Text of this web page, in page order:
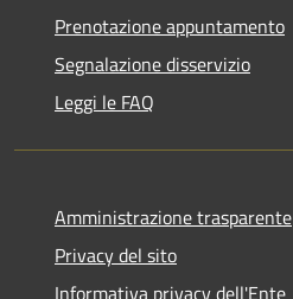
Prenotazione appuntamento
Segnalazione disservizio
Leggi le FAQ
Amministrazione trasparente
Privacy del sito
Informativa privacy dell'Ente